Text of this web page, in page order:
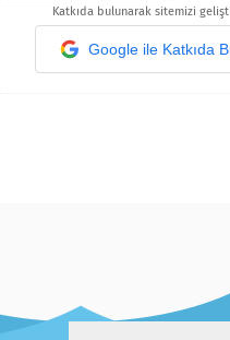
Katkıda bulunarak sitemizi
Google ile Katkıda